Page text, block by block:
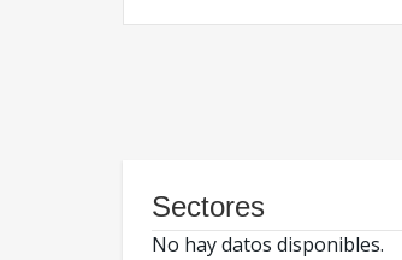
Sectores
No hay datos disponibles.